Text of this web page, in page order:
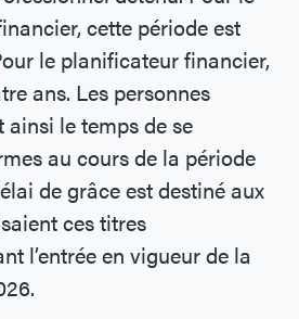
cette période est
le planificateur financier,
ans. Les personnes
le temps de se
au cours de la période
de grâce est destiné aux
ces titres
l’entrée en vigueur de la